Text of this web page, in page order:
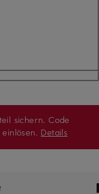
sichern. Code
Details